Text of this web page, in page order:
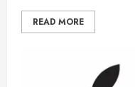
READ MORE